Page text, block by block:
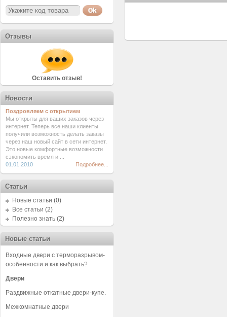
Отзывы
Оставить отзыв!
Новости
Поздровляем с открытием
Мы открыты для ваших заказов через
интернет. Теперь все наши клиенты
получили возможность делать заказы
через наш новый сайт в сети интернет.
Это новые комфортные возможности
сэкономить время и ...
01.01.2010
Подробнее...
Статьи
Новые статьи (0)
Все статьи (2)
Полезно знать (2)
Новые статьи
Входные двери с терморазрывом-
особенности и как выбрать?
Двери
Раздвижные откатные двери-купе.
Межкомнатные двери